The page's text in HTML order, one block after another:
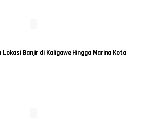
Banjir di Kaligawe Hingga Marina Kota